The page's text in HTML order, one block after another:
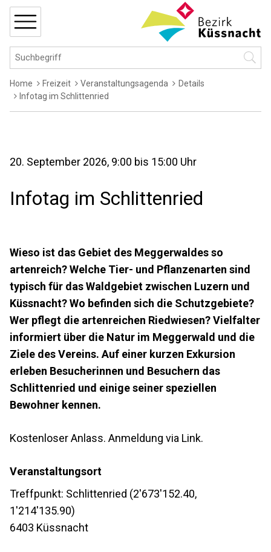
Navigieren in Küssnacht
Schnellnavigation
Hauptnavigation
Suchbegriff
Breadcrumb
Home Freizeit Veranstaltungsagenda
Details
Infotag im Schlittenried
20. September 2026, 9:00 bis 15:00 Uhr
Infotag im Schlittenried
Wieso ist das Gebiet des Meggerwaldes so
artenreich? Welche Tier- und Pflanzenarten sind
typisch für das Waldgebiet zwischen Luzern und
Küssnacht? Wo befinden sich die Schutzgebiete?
Wer pflegt die artenreichen Riedwiesen? Vielfalter
informiert über die Natur im Meggerwald und die
Ziele des Vereins. Auf einer kurzen Exkursion
erleben Besucherinnen und Besuchern das
Schlittenried und einige seiner speziellen
Bewohner kennen.
Kostenloser Anlass. Anmeldung via Link.
Veranstaltungsort
Treffpunkt: Schlittenried (2'673'152.40,
1'214'135.90)
6403 Küssnacht